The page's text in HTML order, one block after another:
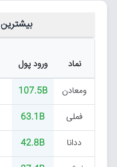
نماد ورود پول
ومعادن 107.5B
فملی
63.1B
ددانا
42.8B